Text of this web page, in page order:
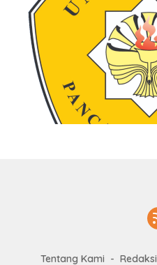
Tentang Kami Redaksi